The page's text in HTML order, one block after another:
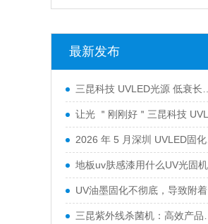
UV油墨固化不彻底，导致附着力不行怎么办？
三昆紫外线杀菌机：高效产品表面灭菌处理的优选方案
随机推荐